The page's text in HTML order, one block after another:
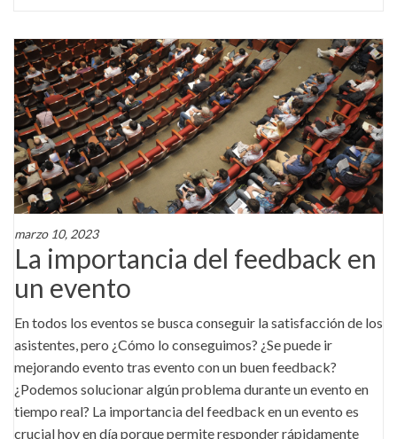
marzo 10, 2023
La importancia del feedback en
un evento
En todos los eventos se busca conseguir la satisfacción de los
asistentes, pero ¿Cómo lo conseguimos? ¿Se puede ir
mejorando evento tras evento con un buen feedback?
¿Podemos solucionar algún problema durante un evento en
tiempo real? La importancia del feedback en un evento es
crucial hoy en día porque permite responder rápidamente